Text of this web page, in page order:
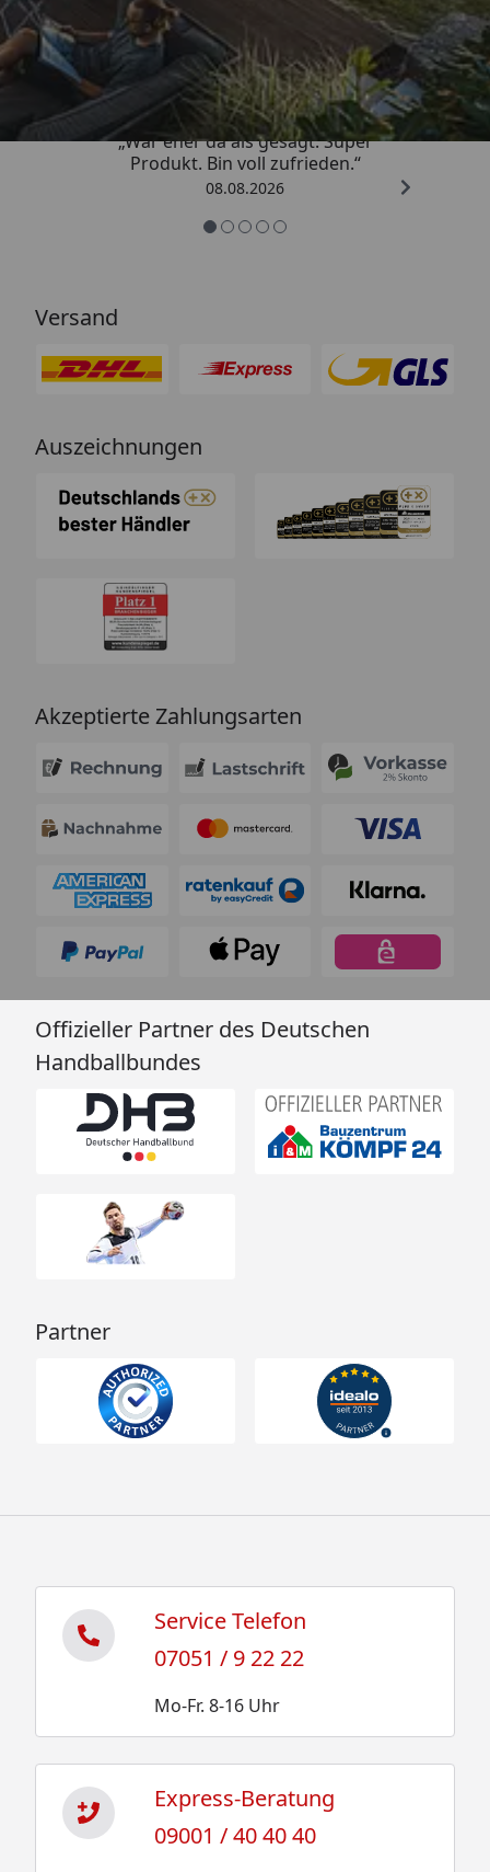
Trusted Shops
4,85/ 5
„War eher da als gesagt. Super
Produkt. Bin voll zufrieden.“
08.08.2026
Versand
Auszeichnungen
Akzeptierte Zahlungsarten
Offizieller Partner des Deutschen
Handballbundes
Partner
Service Telefon
07051 / 9 22 22
Mo-Fr. 8-16 Uhr
Express-Beratung
09001 / 40 40 40